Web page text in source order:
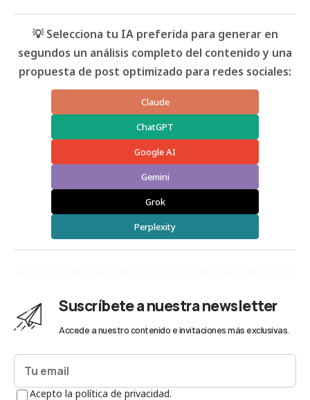
💡 Selecciona tu IA preferida para generar en
segundos un análisis completo del contenido y una
propuesta de post optimizado para redes sociales:
Claude
ChatGPT
Google AI
Gemini
Grok
Perplexity
Suscríbete a nuestra newsletter
Accede a nuestro contenido e invitaciones más exclusivas.
Acepto la política de privacidad.